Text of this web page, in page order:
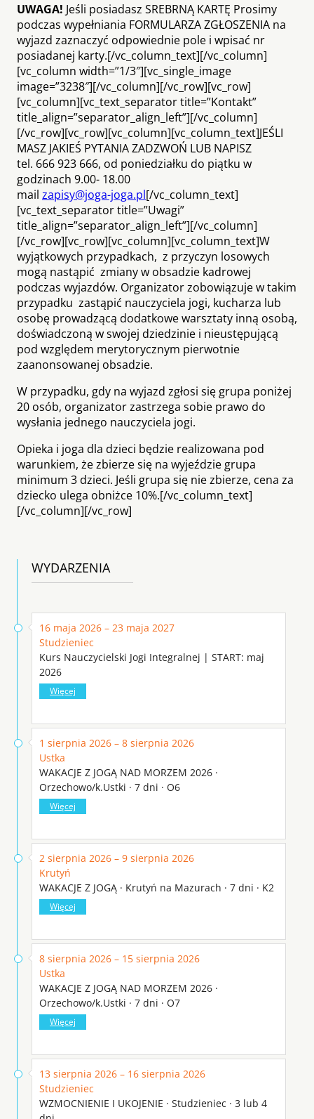
UWAGA! Jeśli posiadasz SREBRNĄ KARTĘ Prosimy
podczas wypełniania FORMULARZA ZGŁOSZENIA na
wyjazd zaznaczyć odpowiednie pole i wpisać nr
posiadanej karty.[/vc_column_text][/vc_column]
[vc_column width=”1/3″][vc_single_image
image=”3238″][/vc_column][/vc_row][vc_row]
[vc_column][vc_text_separator title=”Kontakt”
title_align=”separator_align_left”][/vc_column]
[/vc_row][vc_row][vc_column][vc_column_text]JEŚLI
MASZ JAKIEŚ PYTANIA ZADZWOŃ LUB NAPISZ
tel. 666 923 666, od poniedziałku do piątku w
godzinach 9.00- 18.00
mail zapisy@joga-joga.pl[/vc_column_text]
[vc_text_separator title=”Uwagi”
title_align=”separator_align_left”][/vc_column]
[/vc_row][vc_row][vc_column][vc_column_text]W
wyjątkowych przypadkach, z przyczyn losowych
mogą nastąpić zmiany w obsadzie kadrowej
podczas wyjazdów. Organizator zobowiązuje w takim
przypadku zastąpić nauczyciela jogi, kucharza lub
osobę prowadzącą dodatkowe warsztaty inną osobą,
doświadczoną w swojej dziedzinie i nieustępującą
pod względem merytorycznym pierwotnie
zaanonsowanej obsadzie.
W przypadku, gdy na wyjazd zgłosi się grupa poniżej
20 osób, organizator zastrzega sobie prawo do
wysłania jednego nauczyciela jogi.
Opieka i joga dla dzieci będzie realizowana pod
warunkiem, że zbierze się na wyjeździe grupa
minimum 3 dzieci. Jeśli grupa się nie zbierze, cena za
dziecko ulega obniżce 10%.[/vc_column_text]
[/vc_column][/vc_row]
WYDARZENIA
16 maja 2026 – 23 maja 2027
Studzieniec
Kurs Nauczycielski Jogi Integralnej | START: maj
2026
Więcej
1 sierpnia 2026 – 8 sierpnia 2026
Ustka
WAKACJE Z JOGĄ NAD MORZEM 2026 ·
Orzechowo/k.Ustki · 7 dni · O6
Więcej
2 sierpnia 2026 – 9 sierpnia 2026
Krutyń
WAKACJE Z JOGĄ · Krutyń na Mazurach · 7 dni · K2
Więcej
8 sierpnia 2026 – 15 sierpnia 2026
Ustka
WAKACJE Z JOGĄ NAD MORZEM 2026 ·
Orzechowo/k.Ustki · 7 dni · O7
Więcej
13 sierpnia 2026 – 16 sierpnia 2026
Studzieniec
WZMOCNIENIE I UKOJENIE · Studzieniec · 3 lub 4